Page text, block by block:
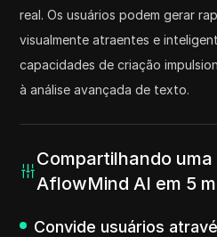
real. Os usuários podem gerar
visualmente atraentes e
capacidades de criação
à análise avançada de texto.
Compartilhando
AflowMind AI em 5
Convide usuários